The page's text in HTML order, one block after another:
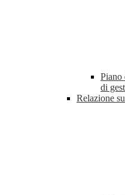
Piano
di
Relazione